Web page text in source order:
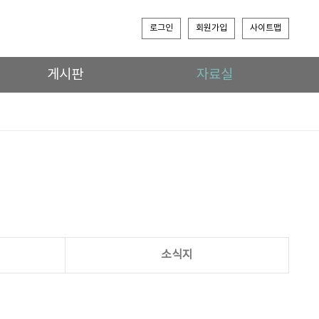
로그인 회원가입 사이트맵
게시판 자료실
소식지